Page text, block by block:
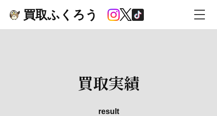
買取ふくろう
買取実績
result